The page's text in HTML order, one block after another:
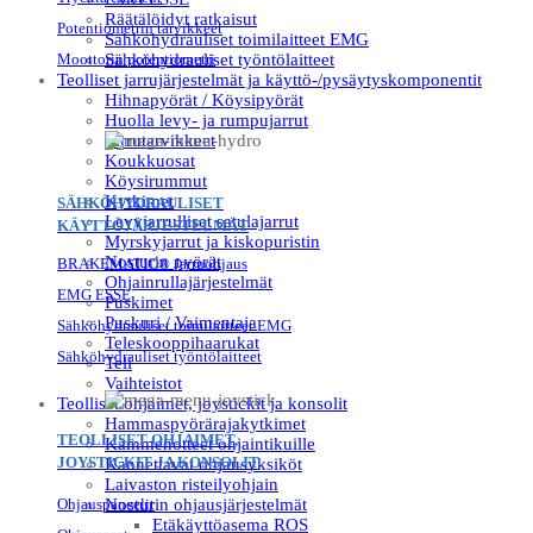
Räätälöidyt ratkaisut
Sähköhydrauliset toimilaitteet EMG
Sähköhydrauliset työntölaitteet
Teolliset jarrujärjestelmät ja käyttö-/pysäytyskomponentit
Hihnapyörät / Köysipyörät
Huolla levy- ja rumpujarrut
Jarrutarvikkeet
Koukkuosat
Köysirummut
Kytkimet
Levyjarrulliset satulajarrut
Myrskyjarrut ja kiskopuristin
Nosturin pyörät
Ohjainrullajärjestelmät
Puskimet
Puskuri / Vaimentaja
Teleskooppihaarukat
Teli
Vaihteistot
Teolliset ohjaimet, joystickit ja konsolit
Hammaspyörärajakytkimet
Kämmenotteet ohjaintikuille
Kannettavat ohjausyksiköt
Laivaston risteilyohjain
Nosturin ohjausjärjestelmät
Etäkäyttöasema ROS
Potentiometrin tarvikkeet
Moottorin potentiometri
SÄHKÖHYDRAULISET
KÄYTTÖJÄRJESTELMÄT
BRAKEMATIC® Jarruohjaus
EMG ESSE
Sähköhydrauliset toimilaitteet EMG
Sähköhydrauliset työntölaitteet
TEOLLISET OHJAIMET,
JOYSTICKIT JA KONSOLIT
Ohjauspaneelit